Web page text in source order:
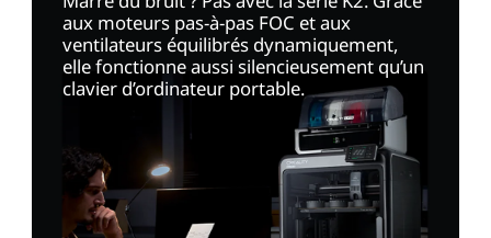
aux moteurs pas-à-pas FOC et aux
ventilateurs équilibrés dynamiquement,
elle fonctionne aussi silencieusement qu’un
clavier d’ordinateur portable.